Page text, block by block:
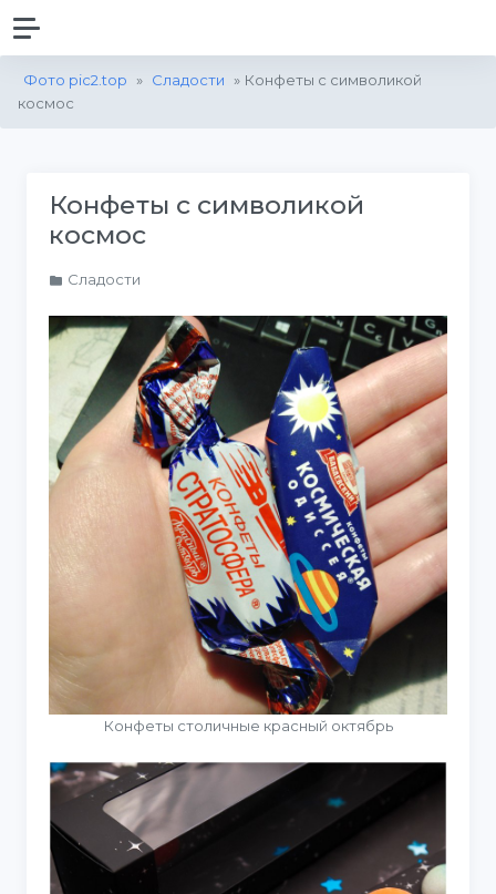
Фото pic2.top » Сладости
» Конфеты с символикой
космос
Конфеты с символикой
космос
Сладости
Конфеты столичные красный октябрь